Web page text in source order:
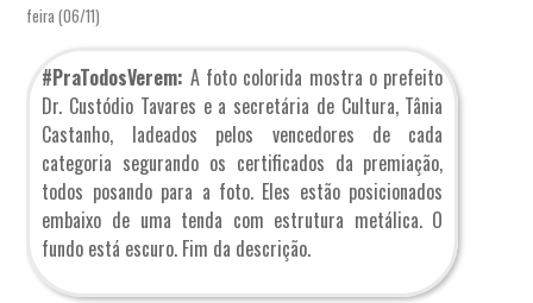
feira (06/11)
#PraTodosVerem: A foto colorida mostra o prefeito
Dr. Custódio Tavares e a secretária de Cultura, Tânia
Castanho, ladeados pelos vencedores de cada
categoria segurando os certificados da premiação,
todos posando para a foto. Eles estão posicionados
embaixo de uma tenda com estrutura metálica. O
fundo está escuro. Fim da descrição.